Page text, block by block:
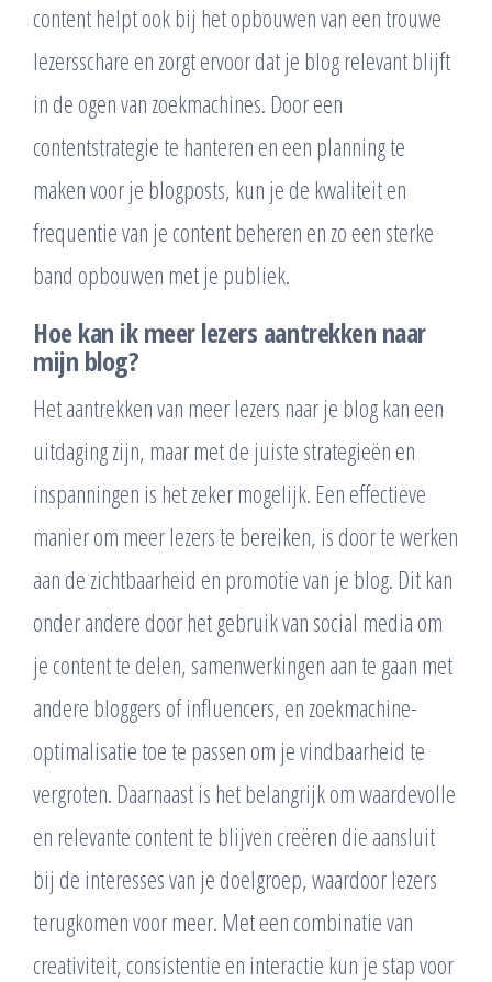
content helpt ook bij het opbouwen van een trouwe
lezersschare en zorgt ervoor dat je blog relevant blijft
in de ogen van zoekmachines. Door een
contentstrategie te hanteren en een planning te
maken voor je blogposts, kun je de kwaliteit en
frequentie van je content beheren en zo een sterke
band opbouwen met je publiek.
Hoe kan ik meer lezers aantrekken naar
mijn blog?
Het aantrekken van meer lezers naar je blog kan een
uitdaging zijn, maar met de juiste strategieën en
inspanningen is het zeker mogelijk. Een effectieve
manier om meer lezers te bereiken, is door te werken
aan de zichtbaarheid en promotie van je blog. Dit kan
onder andere door het gebruik van social media om
je content te delen, samenwerkingen aan te gaan met
andere bloggers of influencers, en zoekmachine-
optimalisatie toe te passen om je vindbaarheid te
vergroten. Daarnaast is het belangrijk om waardevolle
en relevante content te blijven creëren die aansluit
bij de interesses van je doelgroep, waardoor lezers
terugkomen voor meer. Met een combinatie van
creativiteit, consistentie en interactie kun je stap voor